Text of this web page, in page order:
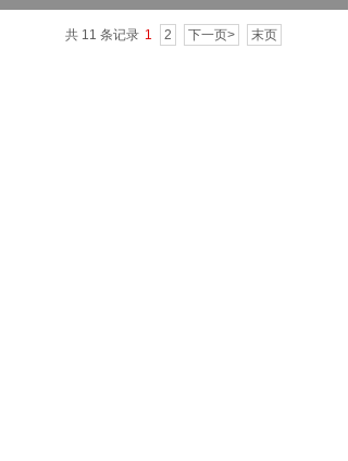
共 11 条记录 1 2 下一页> 末页